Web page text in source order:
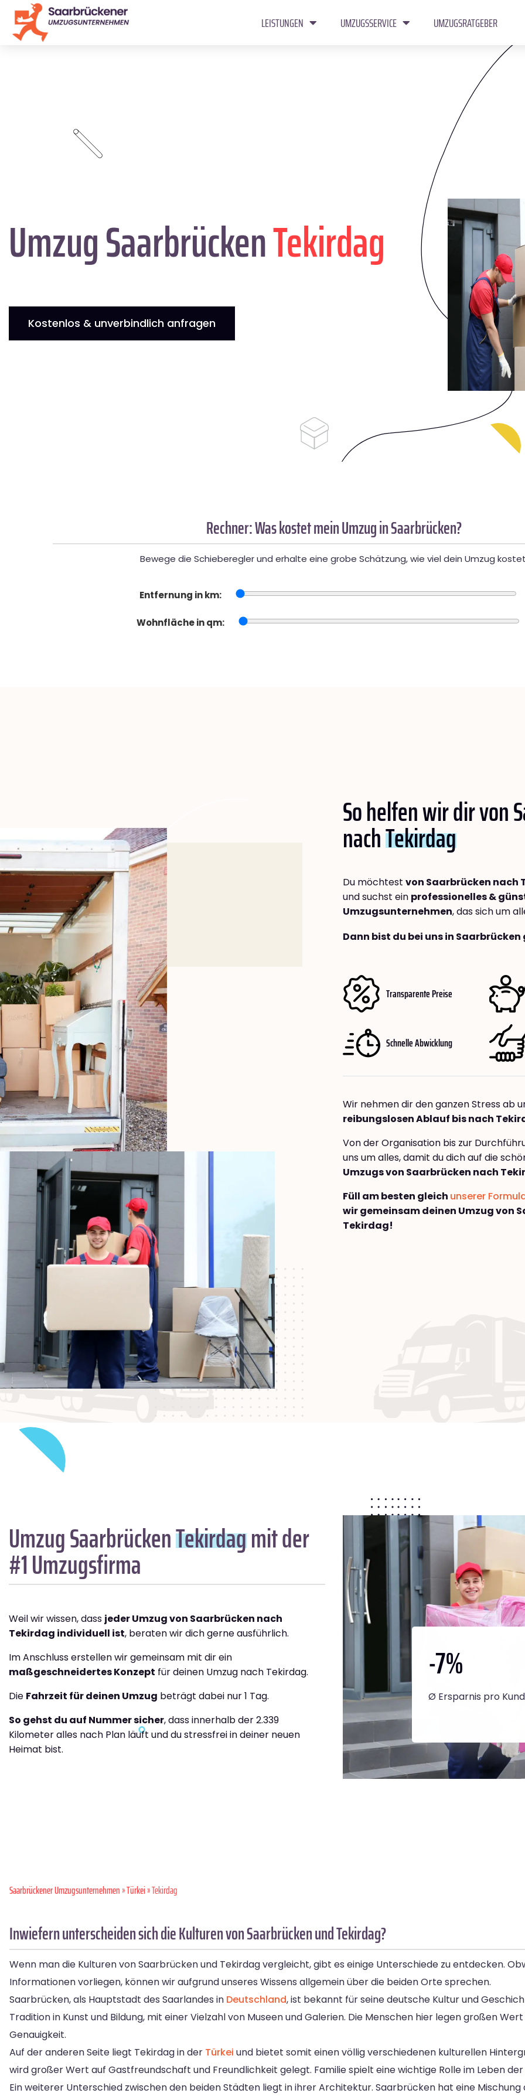
LEISTUNGEN UMZUGSSERVICE UMZUGSRATGEBER
Umzug SaarbrückenTekirdag
Kostenlos & unverbindlich anfragen
Rechner: Was kostet mein Umzug in Saarbrücken?
Bewege die Schieberegler und erhalte eine grobe Schätzung, wie viel dein Umzug
Entfernung in km:
Wohnfläche in qm:
So helfen wir dir von
nachTekirdag
Du möchtest von Saarbrücken nach
und suchst ein professionelles &
Umzugsunternehmen, das sich um
Dann bist du bei uns in
Transparente Preise
Schnelle Abwicklung
Wir nehmen dir den ganzen Stress ab
reibungslosen Ablauf bis nach
Von der Organisation bis zur
uns um alles, damit du dich auf die
Umzugs von Saarbrücken nach
Füll am besten gleich unserer
wir gemeinsam deinen Umzug von
Tekirdag!
Umzug SaarbrückenTekirdagmit der
#1 Umzugsfirma
Weil wir wissen, dass jeder Umzug von Saarbrücken nach
Tekirdag individuell ist, beraten wir dich gerne ausführlich.
Im Anschluss erstellen wir gemeinsam mit dir ein
maßgeschneidertes Konzept für deinen Umzug nach Tekirdag.
Die Fahrzeit für deinen Umzug beträgt dabei nur 1 Tag.
So gehst du auf Nummer sicher, dass innerhalb der 2.339
Kilometer alles nach Plan läuft und du stressfrei in deiner neuen
Heimat bist.
-7%
Ø Ersparnis pro
Saarbrückener Umzugsunternehmen»Türkei» Tekirdag
Inwiefern unterscheiden sich die Kulturen von Saarbrücken und Tekirdag?
Wenn man die Kulturen von Saarbrücken und Tekirdag vergleicht, gibt es einige Unterschiede zu entdecken.
Informationen vorliegen, können wir aufgrund unseres Wissens allgemein über die beiden Orte sprechen.
Saarbrücken, als Hauptstadt des Saarlandes in Deutschland, ist bekannt für seine deutsche Kultur und
Tradition in Kunst und Bildung, mit einer Vielzahl von Museen und Galerien. Die Menschen hier legen großen
Genauigkeit.
Auf der anderen Seite liegt Tekirdag in der Türkei und bietet somit einen völlig verschiedenen kulturellen
wird großer Wert auf Gastfreundschaft und Freundlichkeit gelegt. Familie spielt eine wichtige Rolle im Leben
Ein weiterer Unterschied zwischen den beiden Städten liegt in ihrer Architektur. Saarbrücken hat eine